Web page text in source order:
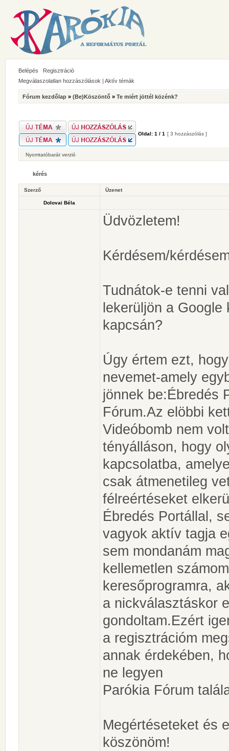
Belépés
Regisztráció
Megválaszolatlan hozzászólások | Aktív témák
Fórum kezdőlap » (Be)Köszöntő » Te miért jöttél közénk?
Oldal: 1 / 1 [ 3 hozzászólás ]
Nyomtatóbarát verzió
kérés
Szerző Üzenet
Dolovai Béla
Üdvözletem!
Kérdésem/
Tudnátok-e tenni
lekerüljön a Google
kapcsán?
Úgy értem ezt,
nevemet-amely
jönnek be:Ébredés
Fórum.Az elöbbi
Videóbomb nem
tényálláson, hogy
kapcsolatba,
csak átmenetileg
félreértéseket
Ébredés Portállal,
vagyok aktív tagja
sem mondanám
kellemetlen
keresőprogramra,
a nickválasztáskor
gondoltam.Ezért
a regisztrációm
annak érdekében,
ne legyen
Parókia Fórum
Megértéseteket és
köszönöm!